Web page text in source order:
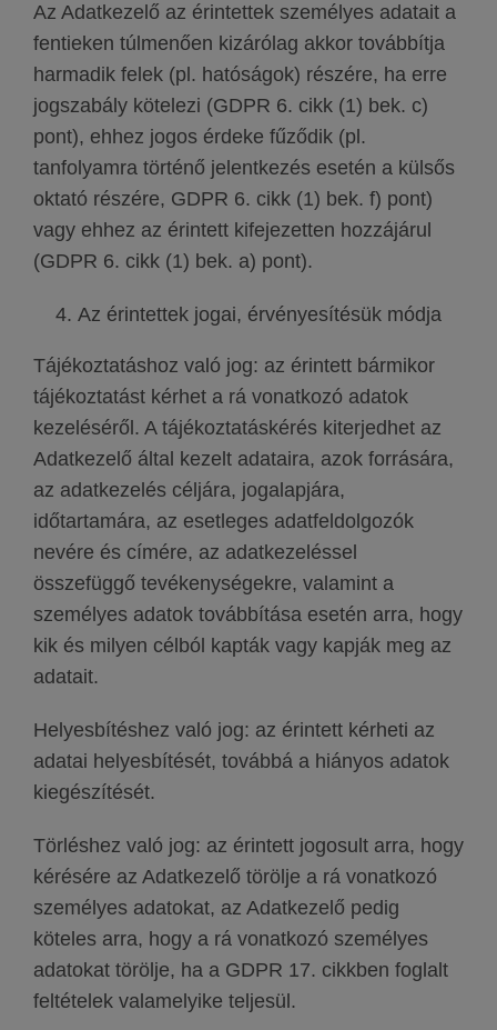
Az Adatkezelő az érintettek személyes adatait a
fentieken túlmenően kizárólag akkor továbbítja
harmadik felek (pl. hatóságok) részére, ha erre
jogszabály kötelezi (GDPR 6. cikk (1) bek. c)
pont), ehhez jogos érdeke fűződik (pl.
tanfolyamra történő jelentkezés esetén a külsős
oktató részére, GDPR 6. cikk (1) bek. f) pont)
vagy ehhez az érintett kifejezetten hozzájárul
(GDPR 6. cikk (1) bek. a) pont).
Az érintettek jogai, érvényesítésük módja
Tájékoztatáshoz való jog: az érintett bármikor
tájékoztatást kérhet a rá vonatkozó adatok
kezeléséről. A tájékoztatáskérés kiterjedhet az
Adatkezelő által kezelt adataira, azok forrására,
az adatkezelés céljára, jogalapjára,
időtartamára, az esetleges adatfeldolgozók
nevére és címére, az adatkezeléssel
összefüggő tevékenységekre, valamint a
személyes adatok továbbítása esetén arra, hogy
kik és milyen célból kapták vagy kapják meg az
adatait.
Helyesbítéshez való jog: az érintett kérheti az
adatai helyesbítését, továbbá a hiányos adatok
kiegészítését.
Törléshez való jog: az érintett jogosult arra, hogy
kérésére az Adatkezelő törölje a rá vonatkozó
személyes adatokat, az Adatkezelő pedig
köteles arra, hogy a rá vonatkozó személyes
adatokat törölje, ha a GDPR 17. cikkben foglalt
feltételek valamelyike teljesül.